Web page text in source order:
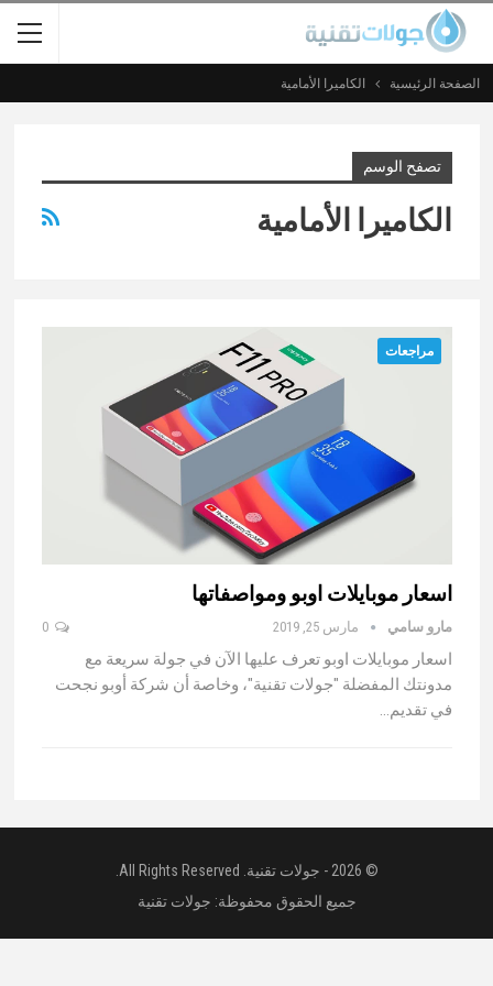
الصفحة الرئيسية الكاميرا الأمامية
تصفح الوسم
الكاميرا الأمامية
مراجعات
اسعار موبايلات اوبو ومواصفاتها
مارو سامي مارس 25, 2019 0
اسعار موبايلات اوبو تعرف عليها الآن في جولة سريعة مع
مدونتك المفضلة "جولات تقنية"، وخاصة أن شركة أوبو نجحت
في تقديم…
© 2026 - جولات تقنية. All Rights Reserved.
جميع الحقوق محفوظة: جولات تقنية